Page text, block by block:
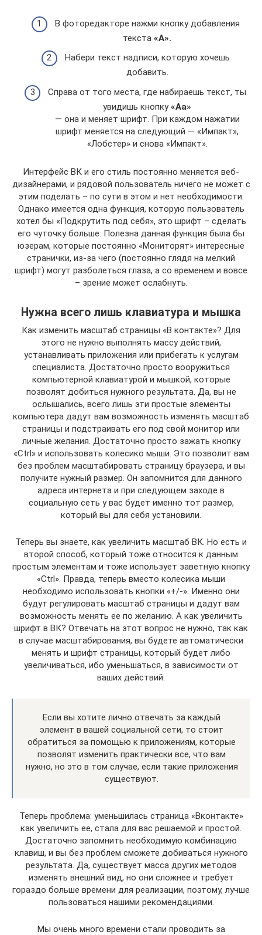
В фоторедакторе нажми кнопку добавления
текста «А».
Набери текст надписи, которую хочешь
добавить.
Справа от того места, где набираешь текст, ты
увидишь кнопку«Аа»
— она и меняет шрифт. При каждом нажатии
шрифт меняется на следующий — «Импакт»,
«Лобстер» и снова «Импакт».
Интерфейс ВК и его стиль постоянно меняется веб-
дизайнерами, и рядовой пользователь ничего не может с
этим поделать – по сути в этом и нет необходимости.
Однако имеется одна функция, которую пользователь
хотел бы «Подкрутить под себя», это шрифт – сделать
его чуточку больше. Полезна данная функция была бы
юзерам, которые постоянно «Мониторят» интересные
странички, из-за чего (постоянно глядя на мелкий
шрифт) могут разболеться глаза, а со временем и вовсе
– зрение может ослабнуть.
Нужна всего лишь клавиатура и мышка
Как изменить масштаб страницы «В контакте»? Для
этого не нужно выполнять массу действий,
устанавливать приложения или прибегать к услугам
специалиста. Достаточно просто вооружиться
компьютерной клавиатурой и мышкой, которые
позволят добиться нужного результата. Да, вы не
ослышались, всего лишь эти простые элементы
компьютера дадут вам возможность изменять масштаб
страницы и подстраивать его под свой монитор или
личные желания. Достаточно просто зажать кнопку
«Ctrl» и использовать колесико мыши. Это позволит вам
без проблем масштабировать страницу браузера, и вы
получите нужный размер. Он запомнится для данного
адреса интернета и при следующем заходе в
социальную сеть у вас будет именно тот размер,
который вы для себя установили.
Теперь вы знаете, как увеличить масштаб ВК. Но есть и
второй способ, который тоже относится к данным
простым элементам и тоже использует заветную кнопку
«Ctrl». Правда, теперь вместо колесика мыши
необходимо использовать кнопки «+/-». Именно они
будут регулировать масштаб страницы и дадут вам
возможность менять ее по желанию. А как увеличить
шрифт в ВК? Отвечать на этот вопрос не нужно, так как
в случае масштабирования, вы будете автоматически
менять и шрифт страницы, который будет либо
увеличиваться, ибо уменьшаться, в зависимости от
ваших действий.
Если вы хотите лично отвечать за каждый
элемент в вашей социальной сети, то стоит
обратиться за помощью к приложениям, которые
позволят изменить практически все, что вам
нужно, но это в том случае, если такие приложения
существуют.
Теперь проблема: уменьшилась страница «Вконтакте»
как увеличить ее, стала для вас решаемой и простой.
Достаточно запомнить необходимую комбинацию
клавиш, и вы без проблем сможете добиваться нужного
результата. Да, существует масса других методов
изменять внешний вид, но они сложнее и требует
гораздо больше времени для реализации, поэтому, лучше
пользоваться нашими рекомендациями.
Мы очень много времени стали проводить за